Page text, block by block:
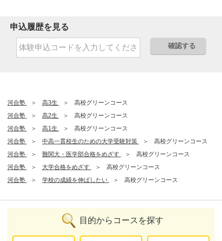
申込履歴を見る
確認する
河合塾 高3生
高校グリーンコース
河合塾
高2生
高校グリーンコース
河合塾
高1生
高校グリーンコース
河合塾
中高一貫校生のための大学受験対策
高校グリーンコース
河合塾
難関大・医学部合格をめざす
高校グリーンコース
河合塾
大学合格をめざす
高校グリーンコース
河合塾
学校の成績を伸ばしたい 高校グリーンコース
目的からコースを探す